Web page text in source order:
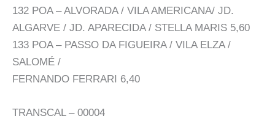
132 POA – ALVORADA / VILA AMERICANA/ JD.
ALGARVE / JD. APARECIDA / STELLA MARIS 5,60
133 POA – PASSO DA FIGUEIRA / VILA ELZA /
SALOMÉ /
FERNANDO FERRARI 6,40
TRANSCAL – 00004